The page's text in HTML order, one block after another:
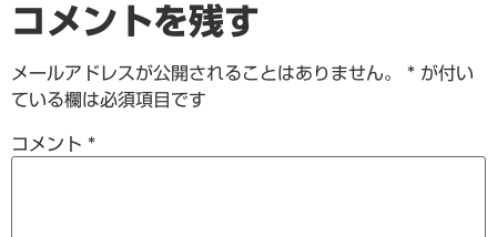
コメントを残す
メールアドレスが公開されることはありません。 * が付い
ている欄は必須項目です
コメント *